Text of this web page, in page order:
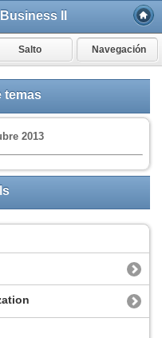
II
Salto Navegación
temas
2013